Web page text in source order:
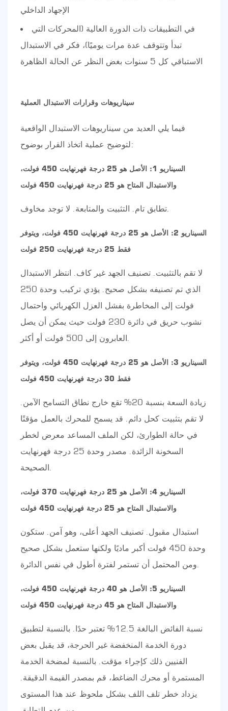
الإجهاد الداخلي
في التطبيقات ذات الدورة العالية (المحركات التي
تبدأ وتتوقف عدة مرات يوميًا)، فكر في الاستبدال
الاستباقي كل 5 سنوات بغض النظر عن الحالة الظاهرة
سيناريوهات وقرارات الاستبدال العملية
فيما يلي العديد من سيناريوهات الاستبدال الواقعية
لتوضيح عملية اتخاذ القرار بوضوح:
السيناريو 1: الأصل هو 25 درجة فهرنهايت 450 فولت،
والاستبدال المتاح هو 25 درجة فهرنهايت 450 فولت
تطابق تام. التثبيت والمتابعة. لا توجد مخاوف.
السيناريو 2: الأصل هو 25 درجة فهرنهايت 450 فولت، ويتوفر
فقط 25 درجة فهرنهايت 250 فولت
لا تقم بالتثبيت. تصنيف الجهد غير كاف. انتظر الاستبدال
الذي تم تصنيفه بشكل صحيح. يؤدي تركيب وحدة 250
فولت إلى المخاطرة بفشل العزل الكهربائي واحتمال
نشوب حريق في دائرة 230 فولت حيث يمكن أن يصل
العابرون إلى 500 فولت أو أكثر.
السيناريو 3: الأصل هو 25 درجة فهرنهايت 450 فولت، ويتوفر
فقط 30 درجة فهرنهايت 450 فولت
زيادة السعة بنسبة 20% تقع خارج نطاق التسامح الآمن.
لا تقم بتثبيت كحل دائم. قد يسمح للمحرك بالعمل مؤقتًا
في حالة الطوارئ، لكن الملف المساعد معرض لخطر
السخونة الزائدة. مصدر وحدة 25 درجة فهرنهايت
الصحيحة.
السيناريو 4: الأصل هو 25 درجة فهرنهايت 370 فولت،
والاستبدال المتاح هو 25 درجة فهرنهايت 450 فولت
استبدال مقبول. تصنيف الجهد أعلى، وهو آمن. ستكون
وحدة 450 فولت أكبر ماديًا ولكنها ستعمل بشكل صحيح
ومن المحتمل أن تستمر لفترة أطول في نفس الدائرة.
السيناريو 5: الأصل هو 40 درجة فهرنهايت 450 فولت،
والاستبدال المتاح هو 45 درجة فهرنهايت 450 فولت
نسبة الفائض البالغة 12.5% تعتبر حدًا. بالنسبة لتطبيق
دورة الخدمة المنخفضة غير الحرجة، قد يقبل بعض
الفنيين ذلك كإجراء مؤقت. بالنسبة لمضخة الخدمة
المستمرة أو محرك الضاغط، قم بمصدر القيمة الدقيقة.
يزداد خطر تلف اللف بشكل ملحوظ عند هذا المستوى